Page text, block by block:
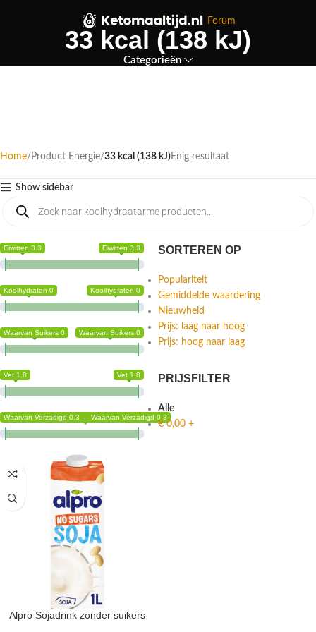
Forum
33 kcal (138 kJ)
Categorieën
Home Product Energie 33 kcal (138 kJ)Enig resultaat
Show sidebar
Eiwitten 3.3 Eiwitten 3.3
Koolhydraten 0 Koolhydraten 0
Waarvan Suikers 0 Waarvan Suikers 0
Vet 1.8 Vet 1.8
Waarvan Verzadigd 0.3 — Waarvan Verzadigd 0.3
SORTEREN OP
Populariteit
Gemiddelde waardering
Nieuwheid
Prijs: laag naar hoog
Prijs: hoog naar laag
PRIJSFILTER
Alle
€0,00 +
Alpro Sojadrink zonder suikers